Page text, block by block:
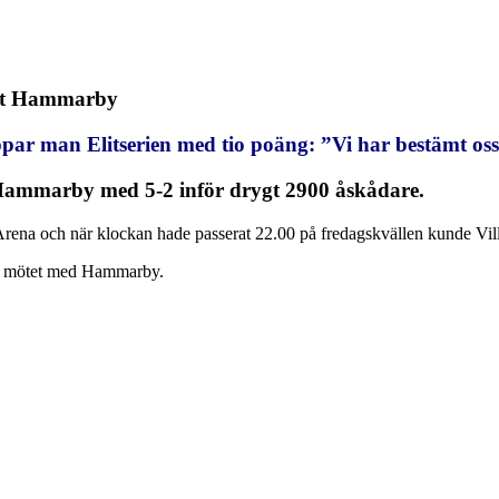
Hammarby
man Elitserien med tio poäng: ”Vi har bestämt
med 5-2 inför drygt 2900 åskådare.
och när klockan hade passerat 22.00 på fredagskvällen kunde
med Hammarby.